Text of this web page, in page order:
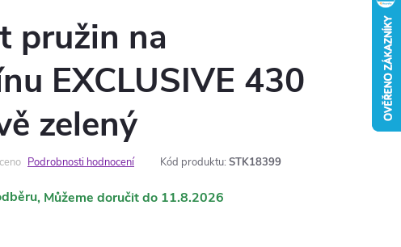
pružin na
EXCLUSIVE 430
zelený
Podrobnosti hodnocení Kód produktu: STK18399
11.8.2026